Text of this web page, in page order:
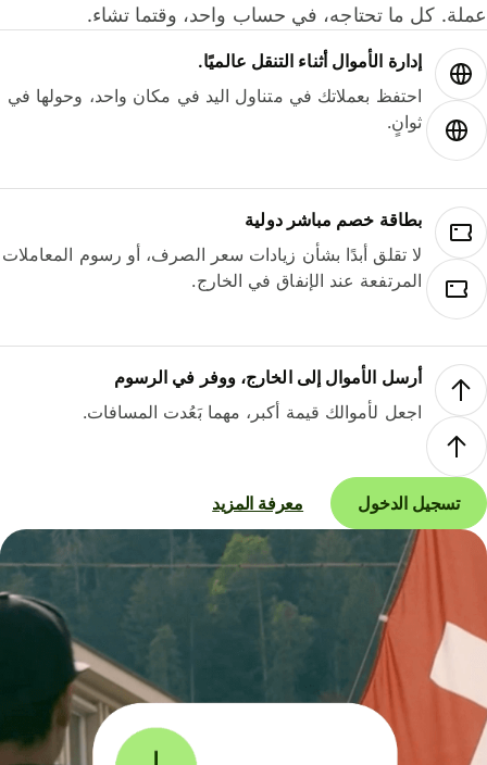
كل ما تحتاجه، في حساب واحد، وقتما تشاء.
إدارة الأموال أثناء التنقل عالميًا.
احتفظ بعملاتك في متناول اليد في مكان واحد، وحولها في
ثوانٍ.
بطاقة خصم مباشر دولية
لا تقلق أبدًا بشأن زيادات سعر الصرف، أو رسوم المعاملات
المرتفعة عند الإنفاق في الخارج.
أرسل الأموال إلى الخارج، ووفر في الرسوم
اجعل لأموالك قيمة أكبر، مهما بَعُدت المسافات.
تسجيل الدخول معرفة المزيد